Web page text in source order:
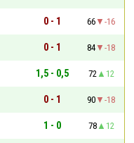
0 - 1 66
-16
0 - 1 84
-18
1,5 - 0,5 72
12
0 - 1 90
-18
1 - 0 78
12